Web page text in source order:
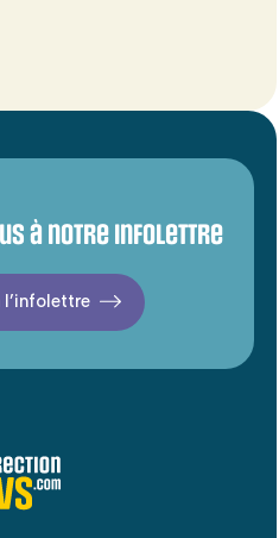
à notre infolettre
l’infolettre